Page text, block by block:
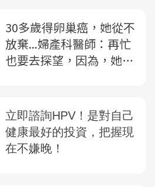
30多歲得卵巢癌，她從不
放棄...婦產科醫師：再忙
也要去探望，因為，她的